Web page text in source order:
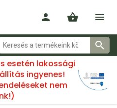
esetén lakossági
ingyenes!
nem